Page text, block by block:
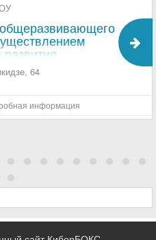
развития
МБДОУ
64
информация